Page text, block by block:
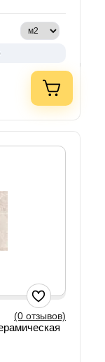
(0 отзывов)